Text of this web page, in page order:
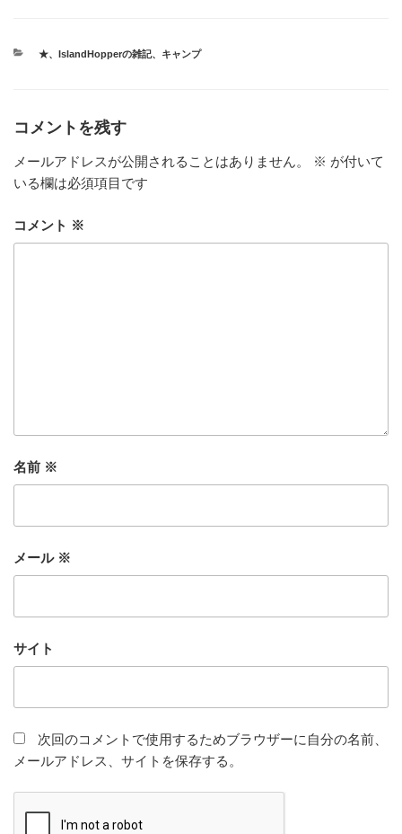
カ
★、 IslandHopperの雑記、 キャンプ
コメントを残す
メールアドレスが公開されることはありません。 ※ が付いて
いる欄は必須項目です
コメント ※
名前 ※
メール ※
サイト
次回のコメントで使用するためブラウザーに自分の名前、
メールアドレス、サイトを保存する。